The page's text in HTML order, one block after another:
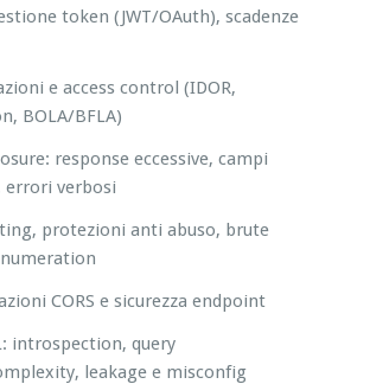
token (JWT/OAuth), scadenze
e access control (IDOR,
BOLA/BFLA)
response eccessive, campi
errori verbosi
protezioni anti abuso, brute
CORS e sicurezza endpoint
introspection, query
leakage e misconfig